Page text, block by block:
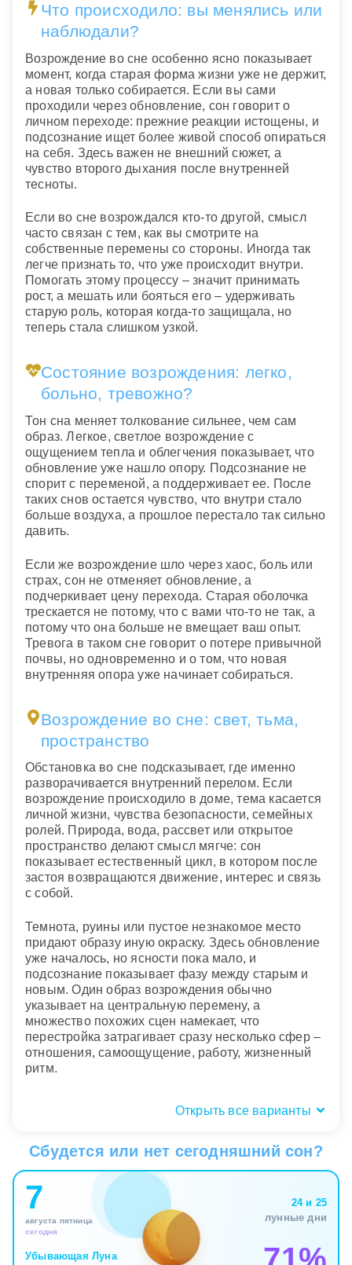
Что происходило: вы менялись или
наблюдали?
Возрождение во сне особенно ясно показывает
момент, когда старая форма жизни уже не держит,
а новая только собирается. Если вы сами
проходили через обновление, сон говорит о
личном переходе: прежние реакции истощены, и
подсознание ищет более живой способ опираться
на себя. Здесь важен не внешний сюжет, а
чувство второго дыхания после внутренней
тесноты.
Если во сне возрождался кто-то другой, смысл
часто связан с тем, как вы смотрите на
собственные перемены со стороны. Иногда так
легче признать то, что уже происходит внутри.
Помогать этому процессу – значит принимать
рост, а мешать или бояться его – удерживать
старую роль, которая когда-то защищала, но
теперь стала слишком узкой.
Состояние возрождения: легко,
больно, тревожно?
Тон сна меняет толкование сильнее, чем сам
образ. Легкое, светлое возрождение с
ощущением тепла и облегчения показывает, что
обновление уже нашло опору. Подсознание не
спорит с переменой, а поддерживает ее. После
таких снов остается чувство, что внутри стало
больше воздуха, а прошлое перестало так сильно
давить.
Если же возрождение шло через хаос, боль или
страх, сон не отменяет обновление, а
подчеркивает цену перехода. Старая оболочка
трескается не потому, что с вами что-то не так, а
потому что она больше не вмещает ваш опыт.
Тревога в таком сне говорит о потере привычной
почвы, но одновременно и о том, что новая
внутренняя опора уже начинает собираться.
Возрождение во сне: свет, тьма,
пространство
Обстановка во сне подсказывает, где именно
разворачивается внутренний перелом. Если
возрождение происходило в доме, тема касается
личной жизни, чувства безопасности, семейных
ролей. Природа, вода, рассвет или открытое
пространство делают смысл мягче: сон
показывает естественный цикл, в котором после
застоя возвращаются движение, интерес и связь
с собой.
Темнота, руины или пустое незнакомое место
придают образу иную окраску. Здесь обновление
уже началось, но ясности пока мало, и
подсознание показывает фазу между старым и
новым. Один образ возрождения обычно
указывает на центральную перемену, а
множество похожих сцен намекает, что
перестройка затрагивает сразу несколько сфер –
отношения, самоощущение, работу, жизненный
ритм.
Открыть все варианты
незнакомец?
Когда во сне возрождаетесь именно вы, образ
почти всегда связан с личной идентичностью. Сон
касается не маски и не внешнего впечатления, а
глубинного ощущения себя. Это возвращение к
собственной силе, но уже после опыта боли,
усталости или внутренней зимы. Подсознание
Сбудется или нет сегодняшний сон?
7
августа пятница
сегодня
Убывающая Луна
24 и 25
лунные дни